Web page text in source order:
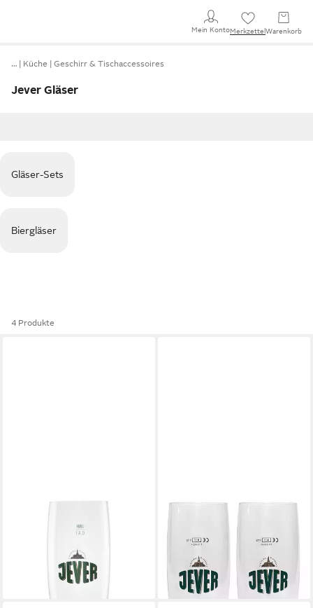
Mein KontoMerkzettel Warenkorb
… Küche Geschirr & Tischaccessoires
Jever Gläser
Gläser-Sets
Biergläser
4 Produkte
(5,00 €/ 1 Stk)
lieferbar - in 2-3 Werktagen bei dir
JEVER
Bierglas Jever Bier Glas
Bierglas Tulpenglas Gläser Set
- 2x Pilstulpen 300ml
21,92 €
lieferbar - in 2-3 Werktagen bei dir